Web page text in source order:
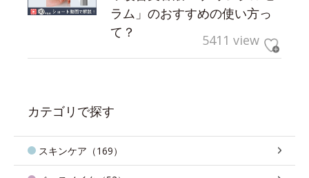
ラム」のおすすめの使い方っ
て？
5411 view
カテゴリで探す
スキンケア（169）